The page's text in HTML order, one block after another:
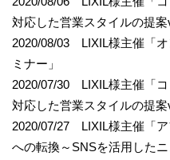
対応した営業スタイルの提案
2020/08/03 LIXIL様主催「
ミナー」
2020/07/30 LIXIL様主催「
対応した営業スタイルの提案
2020/07/27 LIXIL様主催「
への転換～SNSを活用した